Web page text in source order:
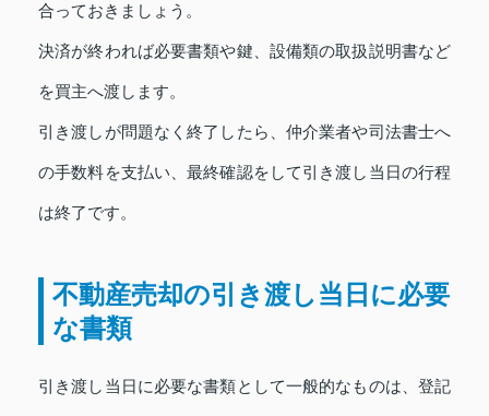
合っておきましょう。
決済が終われば必要書類や鍵、設備類の取扱説明書など
を買主へ渡します。
引き渡しが問題なく終了したら、仲介業者や司法書士へ
の手数料を支払い、最終確認をして引き渡し当日の行程
は終了です。
不動産売却の引き渡し当日に必要
な書類
引き渡し当日に必要な書類として一般的なものは、登記